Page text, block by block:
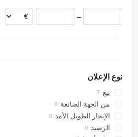
–
نوع الإعلان
بيع
من الجهة الصانعة
الإيجار الطويل الأمد
الرصيد